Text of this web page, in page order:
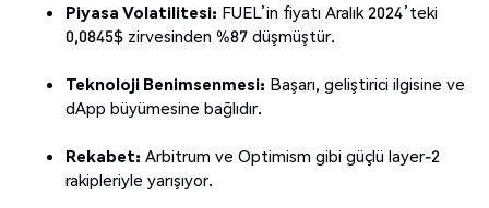
Piyasa Volatilitesi: FUEL’in fiyatı Aralık 2024’teki
0,0845$ zirvesinden %87 düşmüştür.
Teknoloji Benimsenmesi: Başarı, geliştirici ilgisine ve
dApp büyümesine bağlıdır.
Rekabet: Arbitrum ve Optimism gibi güçlü layer-2
rakipleriyle yarışıyor.